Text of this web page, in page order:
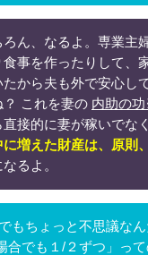
ろん、なるよ。専業主
食事を作ったりして、
たから夫も外で安心し
？ これを妻の 内助の
直接的に妻が稼いでな
に増えた財産は、原則
なるよ。
もちょっと不思議な
合でも１/２ずつ」っ